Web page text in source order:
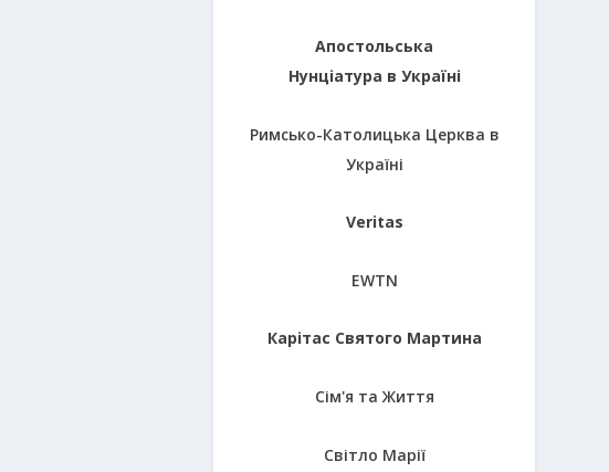
Апостольська
Нунціатура в Україні
Римсько-Католицька Церква в
Україні
Veritas
EWTN
Карітас Святого Мартина
Сім'я та Життя
Світло Марії